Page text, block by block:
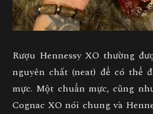
Rượu Hennessy XO thường
nguyên chất (neat) để có thể
mực. Một chuẩn mực, cũng
Cognac XO nói chung và